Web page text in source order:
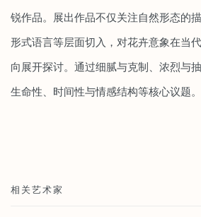
锐作品。展出作品不仅关注自然形态的
形式语言等层面切入，对花卉意象在当
向展开探讨。通过细腻与克制、浓烈与
生命性、时间性与情感结构等核心议题。
相关艺术家